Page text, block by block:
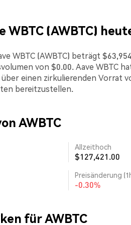
WBTC (AWBTC)
WBTC (AWBTC) beträgt
von $0.00. Aave WBTC
einen zirkulierenden Vorrat
bereitzustellen.
AWBTC
Allzeithoch
$127,421.00
Preisänderung
-0.30%
für AWBTC